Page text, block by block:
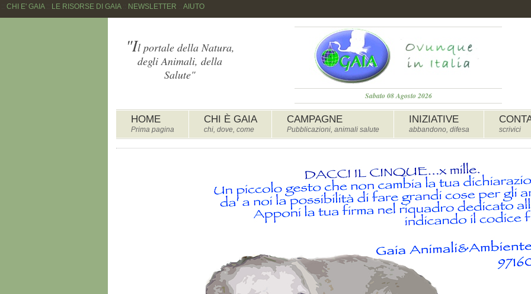
CHI E' GAIA:: LE RISORSE DI GAIA:: NEWSLETTER AIUTO
Sabato 08 Agosto 2026
HOME
Prima pagina
CHI È GAIA
chi, dove, come
CAMPAGNE
Pubblicazioni, animali salute
INIZIATIVE
abbandono, difesa scrivici
"Il portale della Natura,
degli Animali, della
Salute"